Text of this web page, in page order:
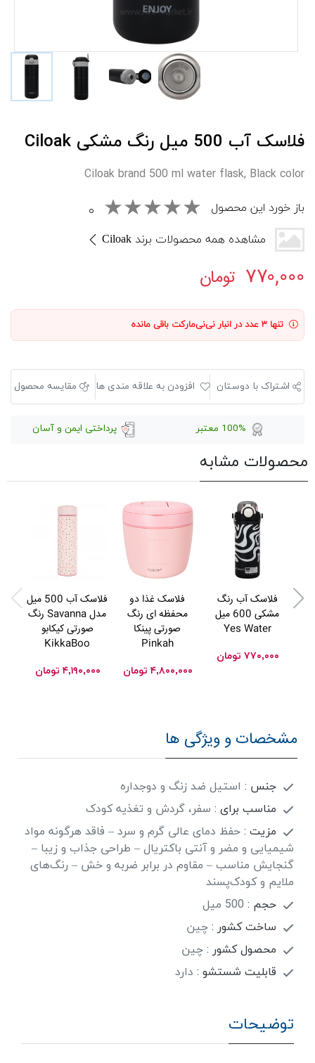
فلاسک آب 500 ميل رنگ مشکی Ciloak
Ciloak brand 500 ml water flask, Black color
باز خورد این محصول
۰
مشاهده همه محصولات برند Ciloak
۷۷۰,۰۰۰ تومان
تنها ۳ عدد در انبار نی‌نی‌مارکت باقی مانده
اشتراک با دوستان افزودن به علاقه مندی ها مقایسه محصول
100% معتبر پرداختی ایمن و آسان
محصولات مشابه
فلاسک آب رنگ
مشکی 600 میل
Yes Water
۷۷۰,۰۰۰ تومان
فلاسک غذا دو
محفظه ای رنگ
صورتی پینکا
Pinkah
۴,۸۰۰,۰۰۰ تومان
فلاسک آب 500 میل
مدل Savanna رنگ
صورتی کیکابو
KikkaBoo
۴,۱۹۰,۰۰۰ تومان
مشخصات و ویژگی ها
جنس : استیل ضد زنگ و دوجداره
مناسب برای : سفر، گردش و تغذیه کودک
مزیت : حفظ دمای عالی گرم و سرد – فاقد هرگونه مواد
شیمیایی و مضر و آنتی باکتریال – طراحی جذاب و زیبا –
گنجایش مناسب – مقاوم در برابر ضربه و خش – رنگ‌های
ملایم و کودک‌پسند
حجم : 500 میل
ساخت کشور : چین
محصول کشور : چین
قابلیت شستشو : دارد
توضیحات